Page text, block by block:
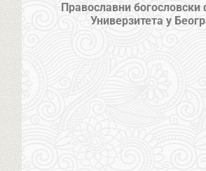
Православни богословски
Универзитета у